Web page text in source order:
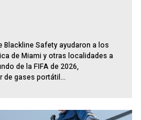
Safety ayudaron a los
de Miami y otras localidades a
de la FIFA de 2026,
gases portátil...